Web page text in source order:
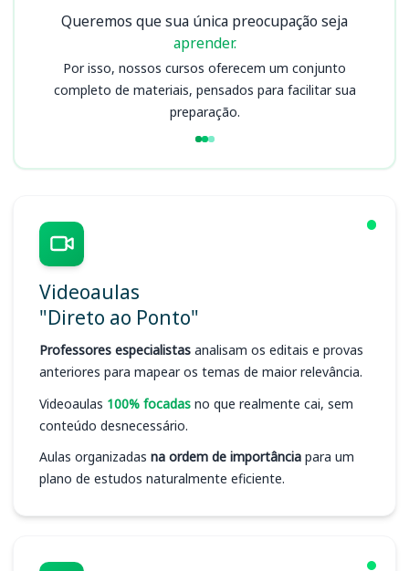
Queremos que sua única preocupação seja
aprender.
Por isso, nossos cursos oferecem um conjunto
completo de materiais, pensados para facilitar sua
preparação.
Videoaulas
"Direto ao Ponto"
Professores especialistas analisam os editais e provas
anteriores para mapear os temas de maior relevância.
Videoaulas 100% focadas no que realmente cai, sem
conteúdo desnecessário.
Aulas organizadas na ordem de importância para um
plano de estudos naturalmente eficiente.